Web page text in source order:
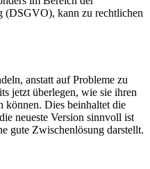
(DSGVO), kann zu rechtlichen
anstatt auf Probleme zu
jetzt überlegen, wie sie ihren
können. Dies beinhaltet die
neueste Version sinnvoll ist
gute Zwischenlösung darstellt.